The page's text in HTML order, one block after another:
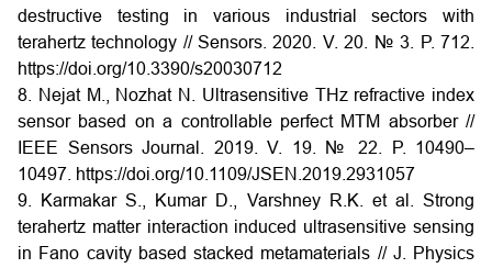
destructive testing in various industrial sectors with
terahertz technology // Sensors. 2020. V. 20. № 3. P. 712.
https://doi.org/10.3390/s20030712
8. Nejat M., Nozhat N. Ultrasensitive THz refractive index
sensor based on a controllable perfect MTM absorber //
IEEE Sensors Journal. 2019. V. 19. № 22. P. 10490–
10497. https://doi.org/10.1109/JSEN.2019.2931057
9. Karmakar S., Kumar D., Varshney R.K. et al. Strong
terahertz matter interaction induced ultrasensitive sensing
in Fano cavity based stacked metamaterials // J. Physics